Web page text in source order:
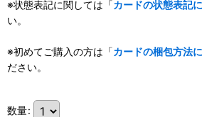
※状態表記に関しては「カードの状態表記
い。
※初めてご購入の方は「カードの梱包方法
ださい。
数量: